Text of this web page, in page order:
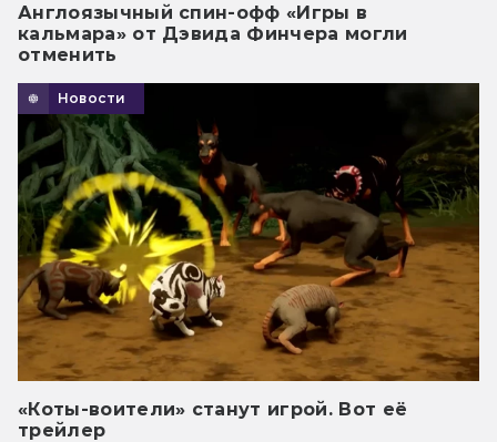
Англоязычный спин-офф «Игры в
кальмара» от Дэвида Финчера могли
отменить
Новости
«Коты-воители» станут игрой. Вот её
трейлер